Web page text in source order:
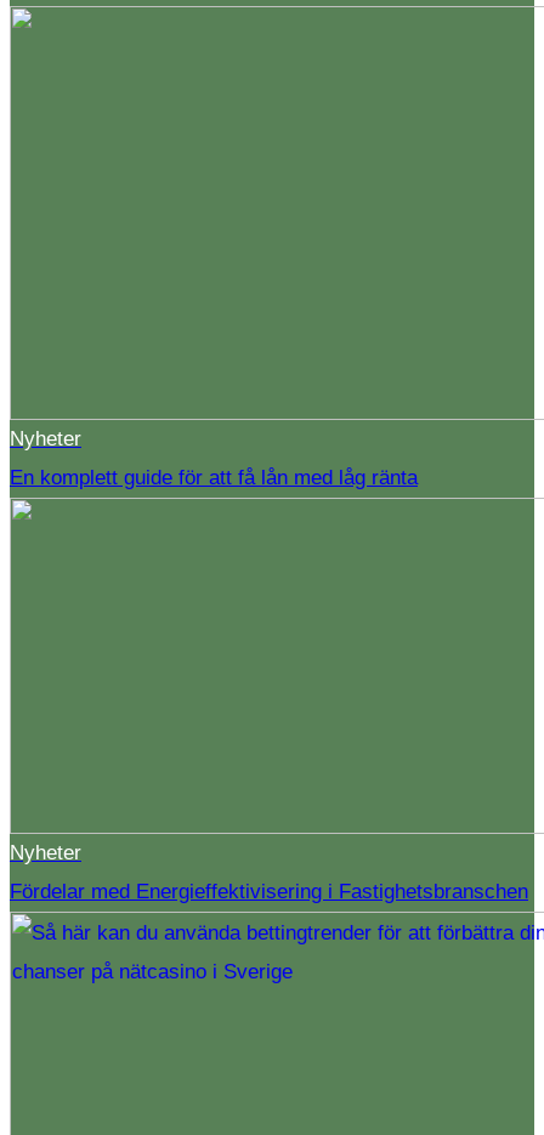
Nyheter
En komplett guide för att få lån med låg ränta
Nyheter
Fördelar med Energieffektivisering i Fastighetsbranschen